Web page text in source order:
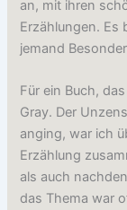
an, mit ihren
Erzählungen. Es
jemand
Für ein Buch,
Gray. Der
anging, war ich
Erzählung
als auch
das Thema war